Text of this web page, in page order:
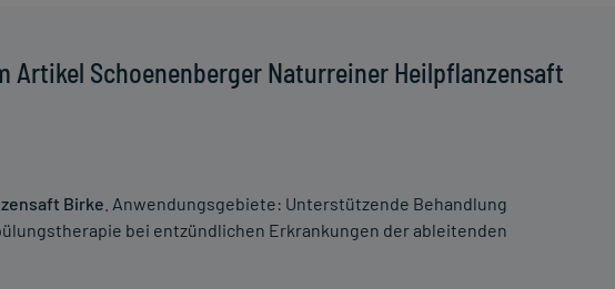
Artikel Schoenenberger Naturreiner Heilpflanzensaft
Birke . Anwendungsgebiete: Unterstützende Behandlung
bei entzündlichen Erkrankungen der ableitenden